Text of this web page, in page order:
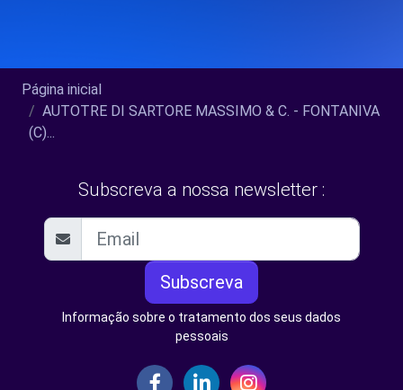
Página inicial
AUTOTRE DI SARTORE MASSIMO & C. - FONTANIVA
(C)...
Subscreva a nossa newsletter :
Subscreva
Informação sobre o tratamento dos seus dados
pessoais